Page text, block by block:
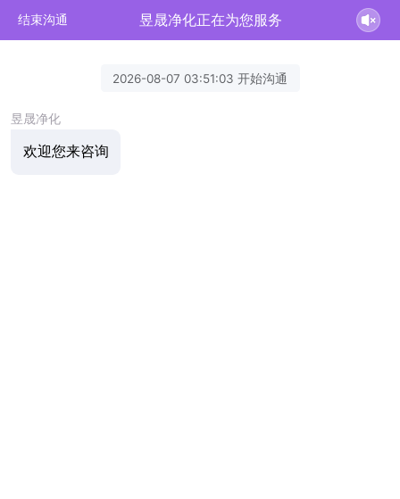
结束沟通 昱晟净化正在为您服务
2026-08-07 03:51:03 开始沟通
昱晟净化
欢迎您来咨询